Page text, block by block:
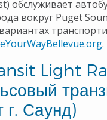
обслуживает
вокруг Puget
.
Light
г. Саунд)